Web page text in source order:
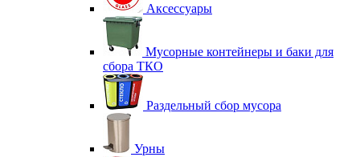
Аксессуары
Мусорные контейнеры и баки для
сбора ТКО
Раздельный сбор мусора
Урны